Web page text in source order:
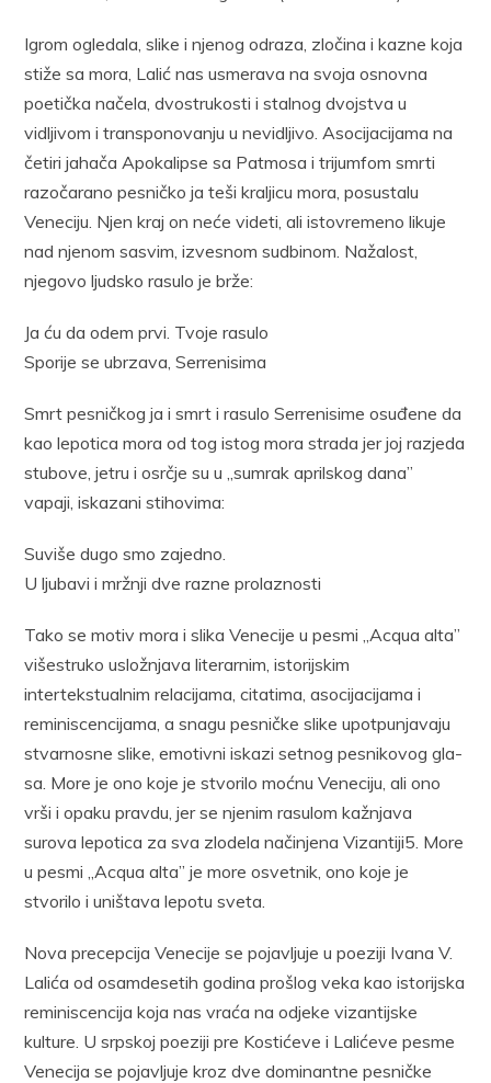
Igrom ogledala, slike i njenog odraza, zločina i kazne koja
stiže sa mora, Lalić nas usmerava na svoja osnovna
poetička načela, dvostru­kosti i stalnog dvojstva u
vidljivom i transponovanju u nevidljivo. Aso­cijacijama na
četiri jahača Apokalipse sa Patmosa i trijumfom smr­ti
razočarano pesničko ja teši kraljicu mora, posustalu
Veneciju. Njen kraj on neće videti, ali istovremeno likuje
nad njenom sasvim, izvesnom sudbinom. Nažalost,
njegovo ljudsko rasulo je brže:
Ja ću da odem prvi. Tvoje rasulo
Sporije se ubrzava, Serrenisima
Smrt pesničkog ja i smrt i rasulo Serrenisime osuđene da
kao lepoti­ca mora od tog istog mora strada jer joj razjeda
stubove, jetru i osrčje su u „sumrak aprilskog dana”
vapaji, iskazani stihovima:
Suviše dugo smo zajedno.
U ljubavi i mržnji dve razne prolaznosti
Tako se motiv mora i slika Venecije u pesmi „Acqua alta”
višestru­ko usložnjava literarnim, istorijskim
intertekstualnim relacijama, citatima, asocijacijama i
reminiscencijama, a snagu pesničke slike upotpunjavaju
stvarnosne slike, emotivni iskazi setnog pesnikovog gla­
sa. More je ono koje je stvorilo moćnu Veneciju, ali ono
vrši i opaku pravdu, jer se njenim rasulom kažnjava
surova lepotica za sva zlodela na­činjena Vizantiji5. More
u pesmi „Acqua alta” je more osvetnik, ono koje je
stvorilo i uništava lepotu sveta.
Nova precepcija Venecije se pojavljuje u poeziji Ivana V.
Lalića od osamdesetih godina prošlog veka kao istorijska
reminiscencija koja nas vraća na odjeke vizantijske
kulture. U srpskoj poeziji pre Kostiće­ve i Lalićeve pesme
Venecija se pojavljuje kroz dve dominantne pesničke